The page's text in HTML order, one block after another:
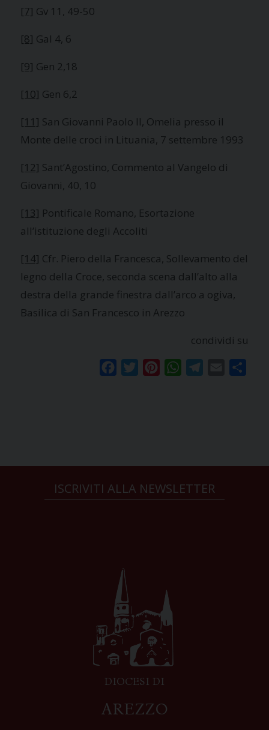
[7] Gv 11, 49-50
[8] Gal 4, 6
[9] Gen 2,18
[10] Gen 6,2
[11] San Giovanni Paolo II, Omelia presso il
Monte delle croci in Lituania, 7 settembre 1993
[12] Sant’Agostino, Commento al Vangelo di
Giovanni, 40, 10
[13] Pontificale Romano, Esortazione
all’istituzione degli Accoliti
[14] Cfr. Piero della Francesca, Sollevamento del
legno della Croce, seconda scena dall’alto alla
destra della grande finestra dall’arco a ogiva,
Basilica di San Francesco in Arezzo
condividi su
FacebookTwitterPinterestWhatsAppTelegram
Email
ISCRIVITI ALLA NEWSLETTER
DIOCESI DI
AREZZO